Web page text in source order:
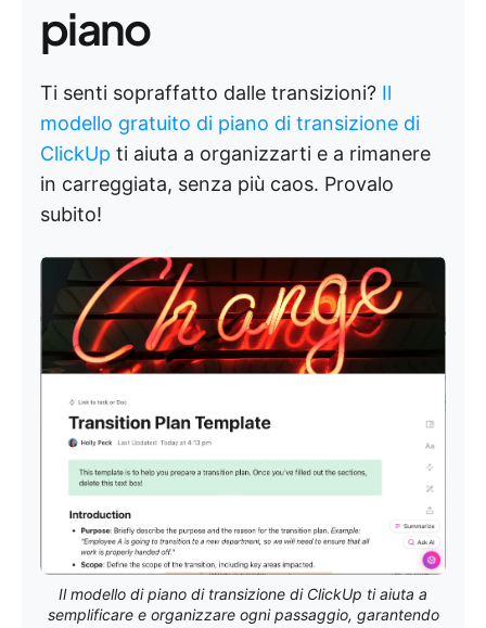
piano
Ti senti sopraffatto dalle transizioni? Il
modello gratuito di piano di transizione di
ClickUp ti aiuta a organizzarti e a rimanere
in carreggiata, senza più caos. Provalo
subito!
Il modello di piano di transizione di ClickUp ti aiuta a
semplificare e organizzare ogni passaggio, garantendo